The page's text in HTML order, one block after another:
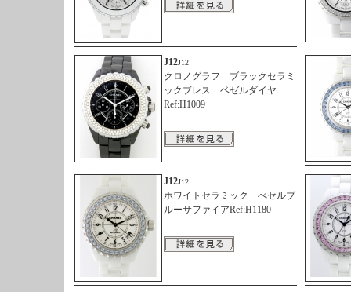
J12J12
クロノグラフ ブラックセラミ
ックブレス ベゼルダイヤ
Ref:H1009
J12J12
ホワイトセラミック べセルブ
ルーサファイアRef:H1180